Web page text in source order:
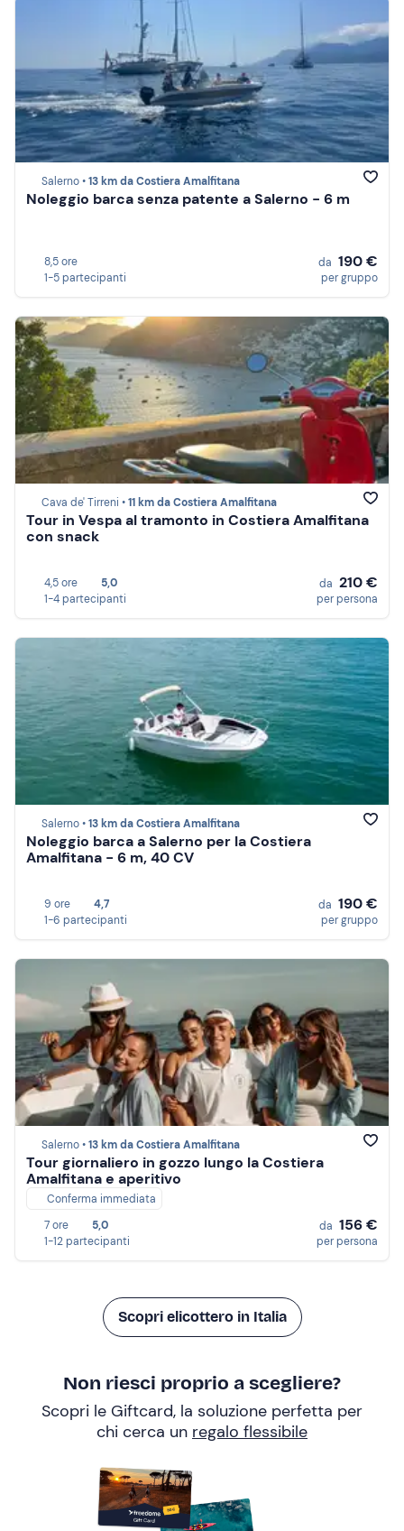
Salerno •13 km da Costiera Amalfitana
Noleggio barca senza patente a Salerno - 6 m
8,5 ore
1-5 partecipanti
da 190 €
per gruppo
Cava de' Tirreni •11 km da Costiera Amalfitana
Tour in Vespa al tramonto in Costiera Amalfitana
con snack
4,5 ore
5,0
1-4 partecipanti
da 210 €
per persona
Salerno •13 km da Costiera Amalfitana
Noleggio barca a Salerno per la Costiera
Amalfitana - 6 m, 40 CV
9 ore
4,7
1-6 partecipanti
da 190 €
per gruppo
Salerno •13 km da Costiera Amalfitana
Tour giornaliero in gozzo lungo la Costiera
Amalfitana e aperitivo
Conferma immediata
7 ore
5,0
1-12 partecipanti
da 156 €
per persona
Scopri elicottero in Italia
Non riesci proprio a scegliere?
Scopri le Giftcard, la soluzione perfetta per
chi cerca un regalo flessibile